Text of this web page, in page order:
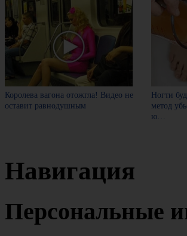
Королева вагона отожгла! Видео не
оставит равнодушным
Ногти
метод
ю…
Навигация
Персональные